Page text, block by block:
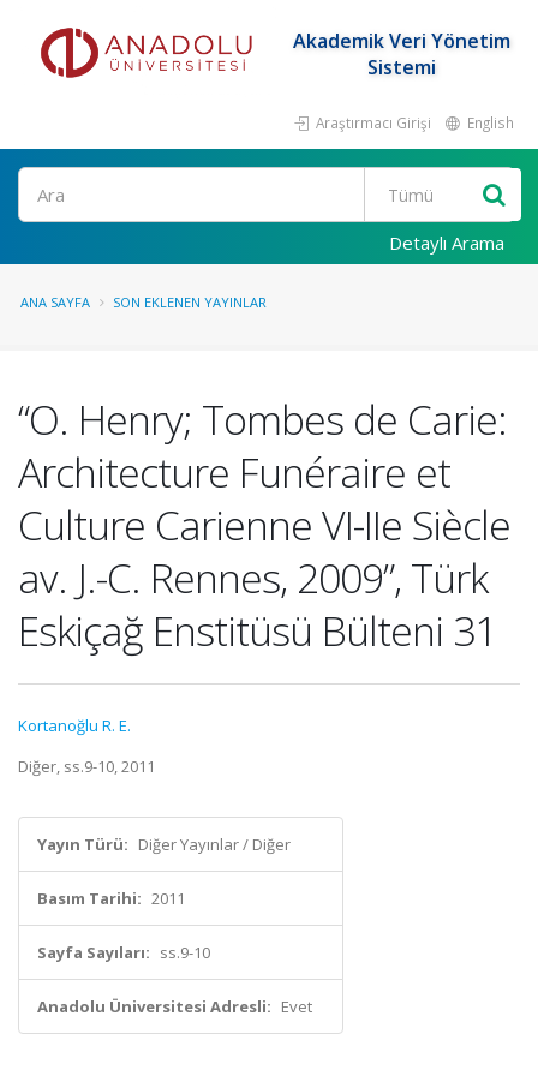
Akademik Veri Yönetim
Sistemi
Araştırmacı Girişi English
Ara
Detaylı Arama
ANA SAYFA SON EKLENEN YAYINLAR
“O. Henry; Tombes de Carie:
Architecture Funéraire et
Culture Carienne VI-IIe Siècle
av. J.-C. Rennes, 2009”, Türk
Eskiçağ Enstitüsü Bülteni 31
Kortanoğlu R. E.
Diğer, ss.9-10, 2011
Yayın Türü: Diğer Yayınlar / Diğer
Basım Tarihi: 2011
Sayfa Sayıları: ss.9-10
Anadolu Üniversitesi Adresli: Evet